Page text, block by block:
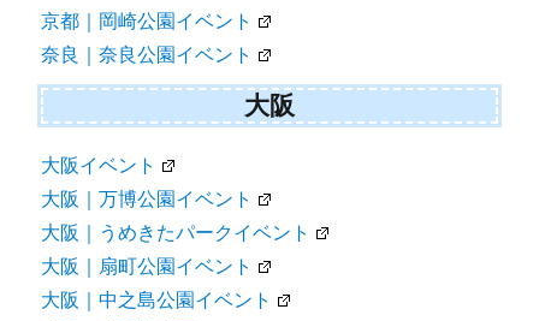
京都｜岡崎公園イベント
奈良｜奈良公園イベント
大阪
大阪イベント
大阪｜万博公園イベント
大阪｜うめきたパークイベント
大阪｜扇町公園イベント
大阪｜中之島公園イベント